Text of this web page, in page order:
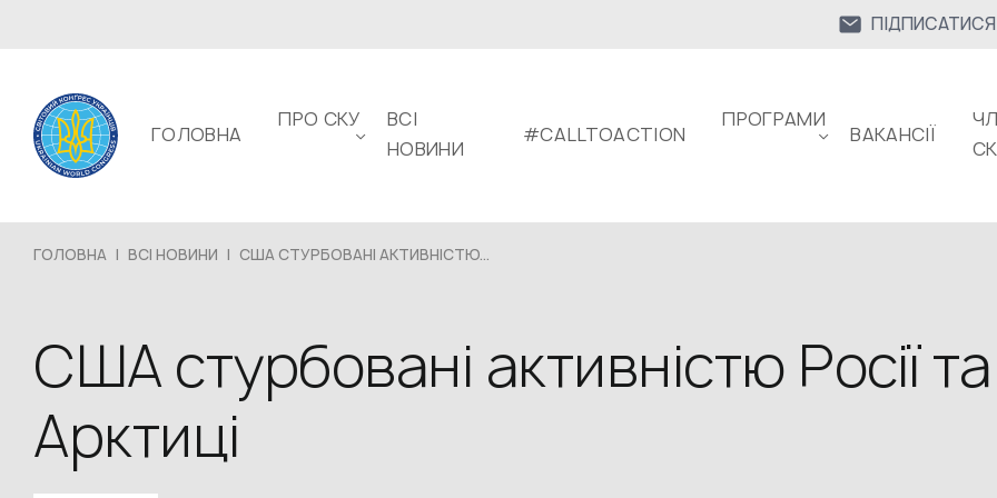
ГОЛОВНА
ПРО СКУ
ВСІ
НОВИНИ
#CALLTOACTION
ПРОГРАМИ
ВАКАНСІЇ
ГОЛОВНА | ВСІ НОВИНИ | США СТУРБОВАНІ АКТИВНІСТЮ...
США стурбовані активністю Росії
Арктиці